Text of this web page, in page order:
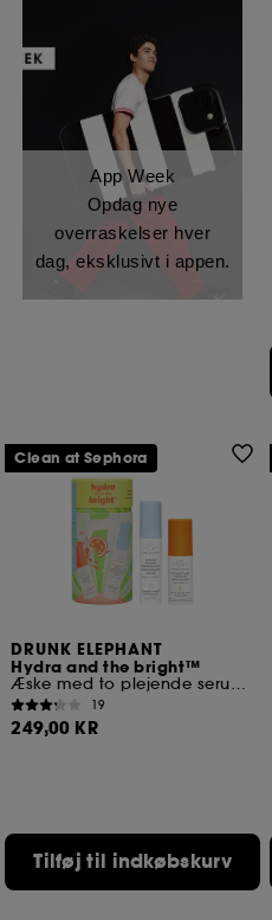
App Week
Opdag nye
overraskelser hver
dag, eksklusivt i appen.
DRUNK ELEPHANT
Hydra and the bright™
Æske med to plejende serummer i rejseformat
19
249,00 KR
Tilføj til indkøbskurv
Clean at Sephora